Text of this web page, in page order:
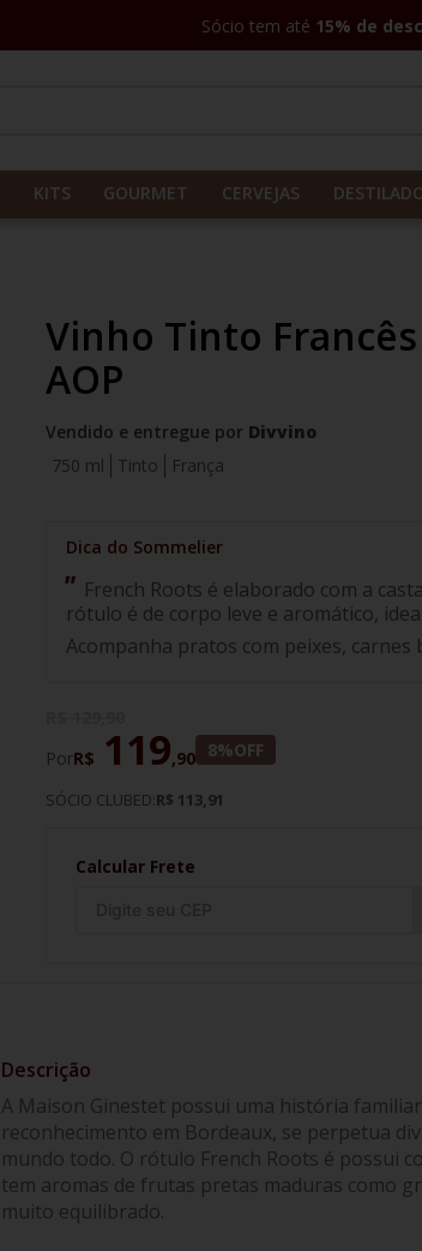
Sócio tem até 15% de
KITS GOURMET CERVEJAS
Vinho Tinto
AOP
Vendido e entregue por Divvino
Tinto
França
750 ml
French Roots é elaborado com a
rótulo é de corpo leve e aromático,
Acompanha pratos com peixes,
PorR$ 119,90 8%OFF
SÓCIO CLUBED:R$ 113,91
Calcular Frete
A Maison Ginestet possui uma história
reconhecimento em Bordeaux, se perpetua
mundo todo. O rótulo French Roots é possui
tem aromas de frutas pretas maduras como
muito equilibrado.